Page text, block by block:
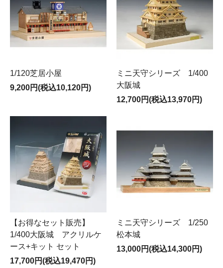
1/120芝居小屋
9,200円(税込10,120円)
ミニ天守シリーズ 1/400
大阪城
12,700円(税込13,970円)
【お得なセット販売】
1/400大阪城 アクリルケ
ース+キット セット
17,700円(税込19,470円)
ミニ天守シリーズ 1/250
松本城
13,000円(税込14,300円)